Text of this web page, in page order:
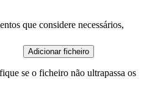
que considere necessários,
Adicionar ficheiro
se o ficheiro não ultrapassa os